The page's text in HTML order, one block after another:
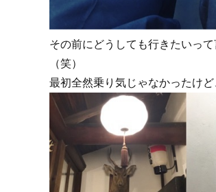
その前にどうしても行きたいっ
（笑）
最初全然乗り気じゃなかったけ